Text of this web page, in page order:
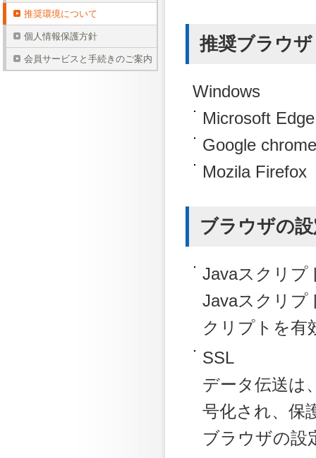
推奨ブラウザ
Windows
Microsoft
Google
Mozila Firefox
ブラウザの
Javaスクリプ
Javaスクリプ
クリプトを有
SSL
データ伝送は
号化され、保
ブラウザの設
推奨環境について
個人情報保護方針
会員サービスと手続きのご案内